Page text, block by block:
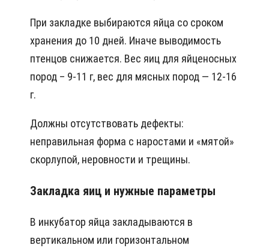
При закладке выбираются яйца со сроком
хранения до 10 дней. Иначе выводимость
птенцов снижается. Вес яиц для яйценосных
пород – 9-11 г, вес для мясных пород — 12-16
г.
Должны отсутствовать дефекты:
неправильная форма с наростами и «мятой»
скорлупой, неровности и трещины.
Закладка яиц и нужные параметры
В инкубатор яйца закладываются в
вертикальном или горизонтальном